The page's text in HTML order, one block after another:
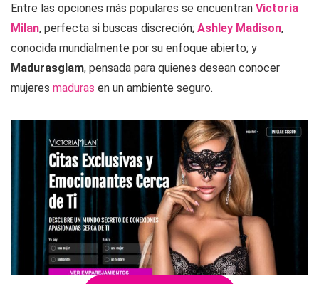
Entre las opciones más populares se encuentran Victoria
Milan, perfecta si buscas discreción; Ashley Madison,
conocida mundialmente por su enfoque abierto; y
Madurasglam, pensada para quienes desean conocer
mujeres maduras en un ambiente seguro.